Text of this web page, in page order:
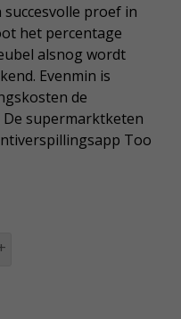
succesvolle proef in
het percentage
alsnog wordt
Evenmin is
de
supermarktketen
Too